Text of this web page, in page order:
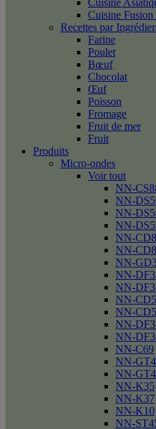
Cuisine
Cuisine Fusion
Recettes par
Farine
Poulet
Bœuf
Chocolat
Œuf
Poisson
Fromage
Fruit de mer
Fruit
Produits
Micro-ondes
Voir tout
NN-
NN-
NN-
NN-
NN-
NN-
NN-
NN-
NN-
NN-
NN-
NN-
NN-
NN-C69
NN-
NN-
NN-K35
NN-K37
NN-K10
NN-